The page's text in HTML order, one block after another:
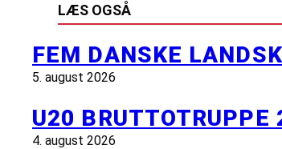
LÆS OGSÅ
FEM DANSKE
5. august 2026
U20 BRUTTOTRUPPE
4. august 2026